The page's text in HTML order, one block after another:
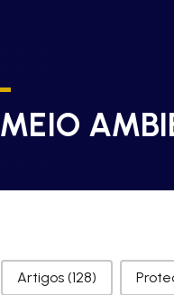
MEIO
Artigos (128)